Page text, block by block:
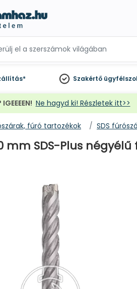
Szakértő
Ne hagyd ki! Részletek itt>>
fúró tartozékok SDS
mm SDS-Plus